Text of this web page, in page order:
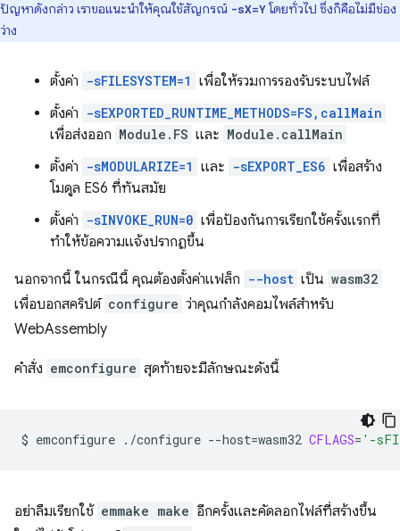
ปัญหาดังกล่าว เราขอแนะนำให้คุณใช้สัญกรณ์ -sX=Yโดยทั่วไป ซึ่งก็คือไม่มีช่อง
ว่าง
ตั้งค่า -sFILESYSTEM=1 เพื่อให้รวมการรองรับระบบไฟล์
ตั้งค่า -sEXPORTED_RUNTIME_METHODS=FS,callMain
เพื่อส่งออก Module.FS และ Module.callMain
ตั้งค่า -sMODULARIZE=1 และ -sEXPORT_ES6 เพื่อสร้าง
โมดูล ES6 ที่ทันสมัย
ตั้งค่า -sINVOKE_RUN=0 เพื่อป้องกันการเรียกใช้ครั้งแรกที่
ทำให้ข้อความแจ้งปรากฏขึ้น
นอกจากนี้ ในกรณีนี้ คุณต้องตั้งค่าแฟล็ก --host เป็น wasm32
เพื่อบอกสคริปต์ configure ว่าคุณกำลังคอมไพล์สำหรับ
WebAssembly
คำสั่ง emconfigure สุดท้ายจะมีลักษณะดังนี้
$ emconfigure ./configure --host=wasm32 CFLAGS= '-
อย่าลืมเรียกใช้ emmake make อีกครั้งและคัดลอกไฟล์ที่สร้างขึ้น